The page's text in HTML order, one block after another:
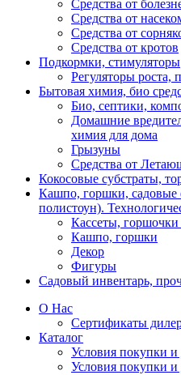
Средства от
Средства от
Средства от
Средства от кротов
Подкормки, стимуляторы
Регуляторы роста,
Бытовая химия, био
Био, септики,
Домашние
химия для дома
Грызуны
Средства от
Кокосовые субстраты,
Кашпо, горшки, садовые
полистоун).
Кассеты, горшочки
Кашпо, горшки
Декор
Фигуры
Садовый инвентарь,
О Нас
Сертификаты
Каталог
Условия покупки и
Условия покупки и